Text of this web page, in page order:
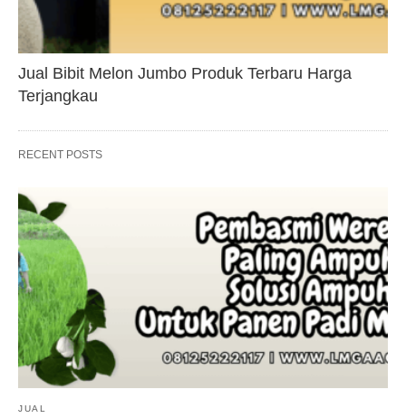
Jual Bibit Melon Jumbo Produk Terbaru Harga
Terjangkau
RECENT POSTS
JUAL